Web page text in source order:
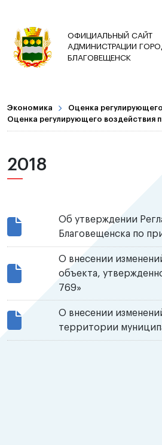
ОФИЦИАЛЬНЫЙ САЙТ
АДМИНИСТРАЦИИ
БЛАГОВЕЩЕНСК
Экономика
Оценка
Оценка регулирующего воздействия
2018
Об утверждении
Благовещенска по
О внесении
объекта,
769»
О внесении
территории